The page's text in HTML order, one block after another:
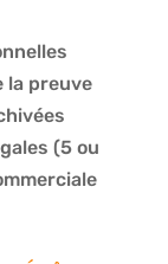
la preuve
(5 ou